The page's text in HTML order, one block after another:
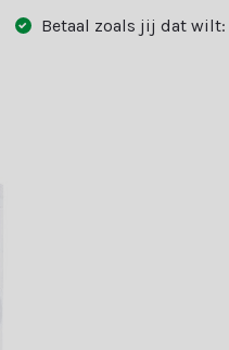
Betaal zoals jij dat wilt: